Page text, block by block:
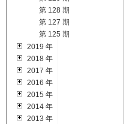
第 128 期
第 127 期
第 125 期
2019 年
2018 年
2017 年
2016 年
2015 年
2014 年
2013 年